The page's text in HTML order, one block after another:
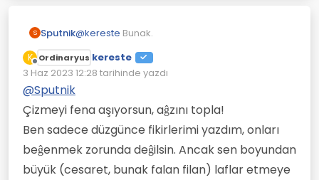
S Sputnik@kereste Bunak.
K
Çevrimdışı
Ordinaryus kereste
3 Haz 2023 12:28 tarihinde yazdı
Son düzenleyen:
@Sputnik
Çizmeyi fena aşıyorsun, aĝzını topla!
Ben sadece düzgünce fikirlerimi yazdım, onları
beĝenmek zorunda deĝilsin. Ancak sen boyundan
büyük (cesaret, bunak falan filan) laflar etmeye